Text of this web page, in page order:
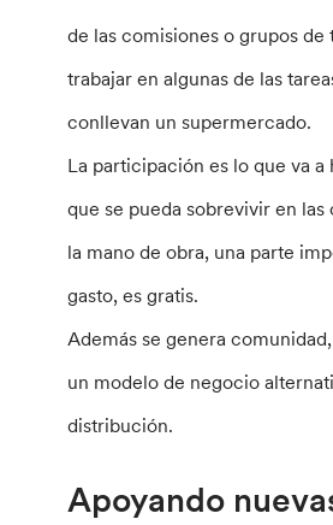
de las comisiones o grupos de
trabajar en algunas de las
conllevan un supermercado.
La participación es lo que va a
que se pueda sobrevivir en las
la mano de obra, una parte
gasto, es gratis.
Además se genera
un modelo de negocio
distribución.
Apoyando